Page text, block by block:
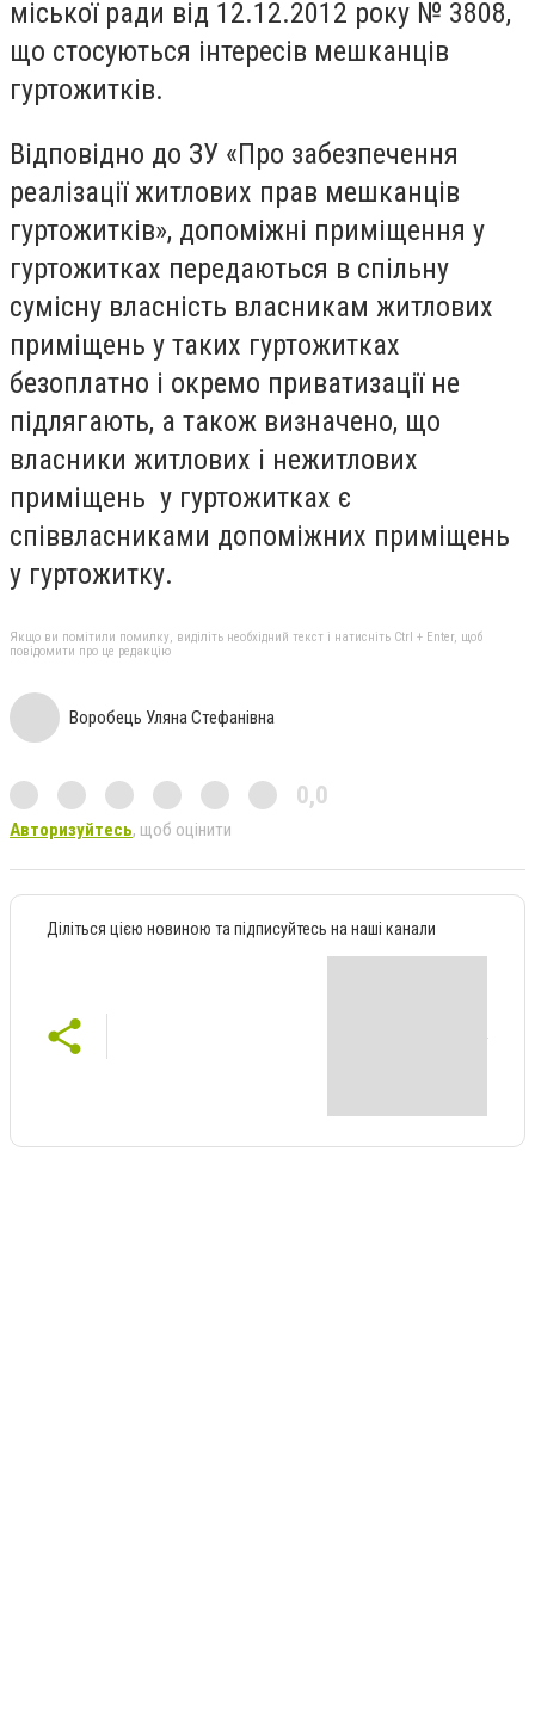
міської ради від 12.12.2012 року № 3808,
що стосуються інтересів мешканців
гуртожитків.
Відповідно до ЗУ «Про забезпечення
реалізації житлових прав мешканців
гуртожитків», допоміжні приміщення у
гуртожитках передаються в спільну
сумісну власність власникам житлових
приміщень у таких гуртожитках
безоплатно і окремо приватизації не
підлягають, а також визначено, що
власники житлових і нежитлових
приміщень у гуртожитках є
співвласниками допоміжних приміщень
у гуртожитку.
Якщо ви помітили помилку, виділіть необхідний текст і натисніть Ctrl + Enter, щоб
повідомити про це редакцію
Воробець Уляна Стефанівна
0,0
Авторизуйтесь, щоб оцінити
Діліться цією новиною та підписуйтесь на наші канали